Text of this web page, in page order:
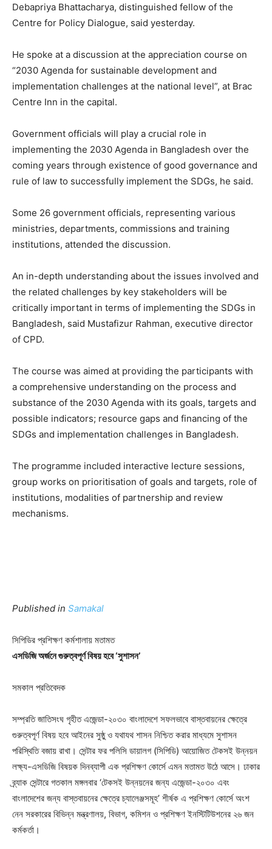
Debapriya Bhattacharya, distinguished fellow of the
Centre for Policy Dialogue, said yesterday.
He spoke at a discussion at the appreciation course on
“2030 Agenda for sustainable development and
implementation challenges at the national level”, at Brac
Centre Inn in the capital.
Government officials will play a crucial role in
implementing the 2030 Agenda in Bangladesh over the
coming years through existence of good governance and
rule of law to successfully implement the SDGs, he said.
Some 26 government officials, representing various
ministries, departments, commissions and training
institutions, attended the discussion.
An in-depth understanding about the issues involved and
the related challenges by key stakeholders will be
critically important in terms of implementing the SDGs in
Bangladesh, said Mustafizur Rahman, executive director
of CPD.
The course was aimed at providing the participants with
a comprehensive understanding on the process and
substance of the 2030 Agenda with its goals, targets and
possible indicators; resource gaps and financing of the
SDGs and implementation challenges in Bangladesh.
The programme included interactive lecture sessions,
group works on prioritisation of goals and targets, role of
institutions, modalities of partnership and review
mechanisms.
Published in Samakal
সিপিডির প্রশিক্ষণ কর্মশালায় মতামত
এসডিজি অর্জনে গুরুত্বপূর্ণ বিষয় হবে ‘সুশাসন’
সমকাল প্রতিবেদক
সম্প্রতি জাতিসংঘ গৃহীত এজেন্ডা-২০৩০ বাংলাদেশে সফলভাবে বাস্তবায়নের ক্ষেত্রে
গুরুত্বপূর্ণ বিষয় হবে আইনের সুষ্ঠু ও যথাযথ শাসন নিশ্চিত করার মাধ্যমে সুশাসন
পরিস্থিতি বজায় রাখা। সেন্টার ফর পলিসি ডায়ালগ (সিপিডি) আয়োজিত টেকসই উন্নয়ন
লক্ষ্য-এসডিজি বিষয়ক দিনব্যাপী এক প্রশিক্ষণ কোর্সে এমন মতামত উঠে আসে। ঢাকার
ব্র্যাক সেন্টারে গতকাল মঙ্গলবার ‘টেকসই উন্নয়নের জন্য এজেন্ডা-২০৩০ এবং
বাংলাদেশের জন্য বাস্তবায়নের ক্ষেত্রে চ্যালেঞ্জসমূহ’ শীর্ষক এ প্রশিক্ষণ কোর্সে অংশ
নেন সরকারের বিভিন্ন মন্ত্রণালয়, বিভাগ, কমিশন ও প্রশিক্ষণ ইনস্টিটিউশনের ২৬ জন
কর্মকর্তা।